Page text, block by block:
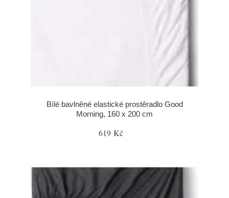
Bílé bavlněné elastické prostěradlo Good
Morning, 160 x 200 cm
619 Kč